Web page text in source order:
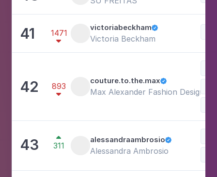
41 1471

victoriabeckham
Victoria Beckham
42 893

couture.to.the.max
Max Alexander Fashion Designer
43 
311
alessandraambrosio
Alessandra Ambrosio